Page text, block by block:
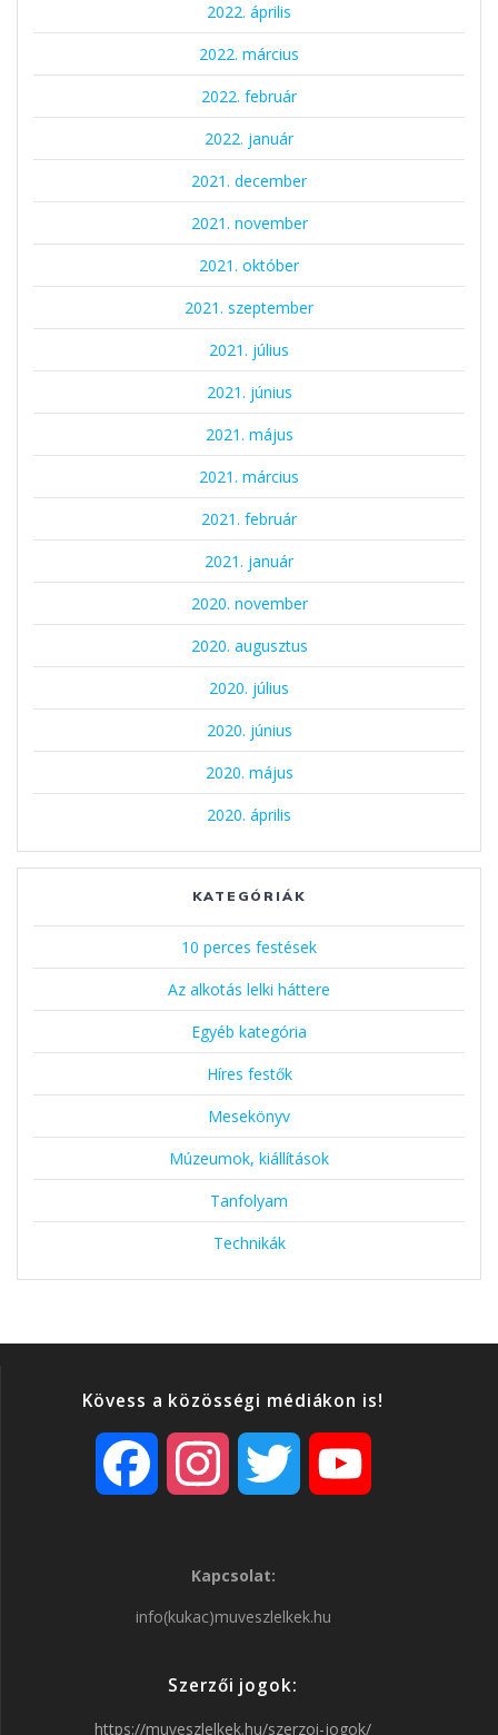
2022. április
2022. március
2022. február
2022. január
2021. december
2021. november
2021. október
2021. szeptember
2021. július
2021. június
2021. május
2021. március
2021. február
2021. január
2020. november
2020. augusztus
2020. július
2020. június
2020. május
2020. április
KATEGÓRIÁK
10 perces festések
Az alkotás lelki háttere
Egyéb kategória
Híres festők
Mesekönyv
Múzeumok, kiállítások
Tanfolyam
Technikák
Kövess a közösségi médiákon is!
s
Kapcsolat:
info(kukac)muveszlelkek.hu
Szerzői jogok:
https://muveszlelkek.hu/szerzoi-jogok/